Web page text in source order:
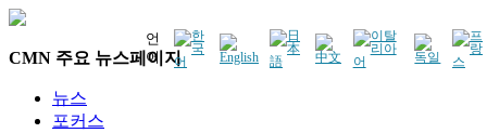
언
어
CMN 주요 뉴스페이지
뉴스
포커스